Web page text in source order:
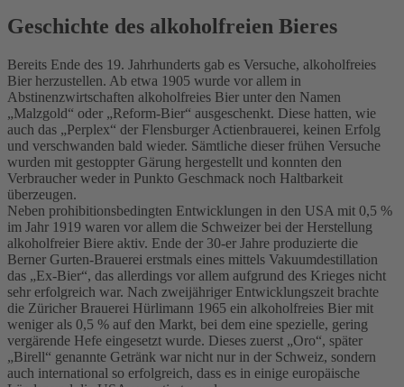
Geschichte des alkoholfreien Bieres
Bereits Ende des 19. Jahrhunderts gab es Versuche, alkoholfreies
Bier herzustellen. Ab etwa 1905 wurde vor allem in
Abstinenzwirtschaften alkoholfreies Bier unter den Namen
„Malzgold“ oder „Reform-Bier“ ausgeschenkt. Diese hatten, wie
auch das „Perplex“ der Flensburger Actienbrauerei, keinen Erfolg
und verschwanden bald wieder. Sämtliche dieser frühen Versuche
wurden mit gestoppter Gärung hergestellt und konnten den
Verbraucher weder in Punkto Geschmack noch Haltbarkeit
überzeugen.
Neben prohibitionsbedingten Entwicklungen in den USA mit 0,5 %
im Jahr 1919 waren vor allem die Schweizer bei der Herstellung
alkoholfreier Biere aktiv. Ende der 30-er Jahre produzierte die
Berner Gurten-Brauerei erstmals eines mittels Vakuumdestillation
das „Ex-Bier“, das allerdings vor allem aufgrund des Krieges nicht
sehr erfolgreich war. Nach zweijähriger Entwicklungszeit brachte
die Züricher Brauerei Hürlimann 1965 ein alkoholfreies Bier mit
weniger als 0,5 % auf den Markt, bei dem eine spezielle, gering
vergärende Hefe eingesetzt wurde. Dieses zuerst „Oro“, später
„Birell“ genannte Getränk war nicht nur in der Schweiz, sondern
auch international so erfolgreich, dass es in einige europäische